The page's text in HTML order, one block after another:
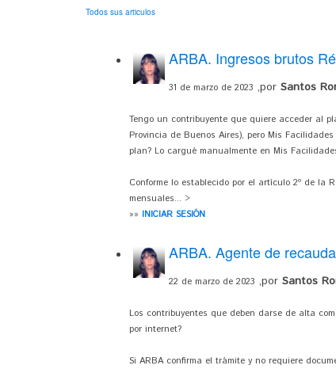
Todos sus articulos
ARBA. Ingresos brutos
31 de marzo de 2023 ,por Santos
Tengo un contribuyente que quiere acceder al
Provincia de Buenos Aires), pero Mis
plan? Lo cargué manualmente en Mis
Conforme lo establecido por el artículo 2º de la
mensuales... >
»» INICIAR SESIÓN
ARBA. Agente de
22 de marzo de 2023 ,por Santos
Los contribuyentes que deben darse de alta
por internet?
Si ARBA confirma el trámite y no requiere